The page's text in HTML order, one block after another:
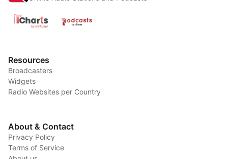
Resources
Broadcasters
Widgets
Radio Websites per Country
About & Contact
Privacy Policy
Terms of Service